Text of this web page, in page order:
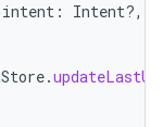
intent : Intent?,
.